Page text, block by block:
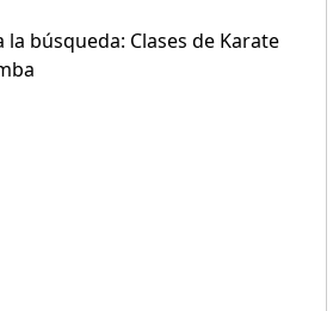
búsqueda: Clases de Karate